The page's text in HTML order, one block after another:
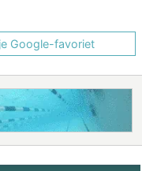
je Google-favoriet